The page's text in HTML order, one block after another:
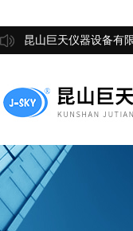
昆山巨天仪器设备有